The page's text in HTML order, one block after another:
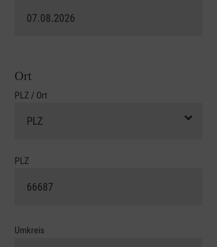
Ort
PLZ / Ort
PLZ
Umkreis